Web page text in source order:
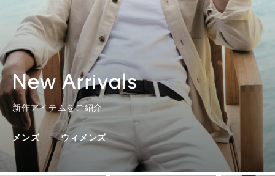
New Arrivals
新作アイテムをご紹介
メンズ ウィメンズ